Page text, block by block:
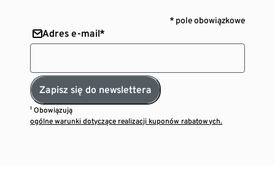
* pole obowiązkowe
Adres e-mail*
Zapisz się do newslettera
¹ Obowiązują
ogólne warunki dotyczące realizacji kuponów rabatowych.